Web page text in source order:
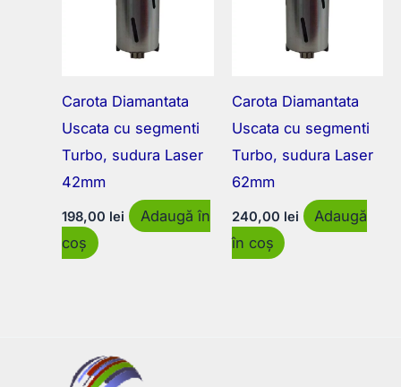
Carota Diamantata
Uscata cu segmenti
Turbo, sudura Laser
42mm
198,00 lei
Adaugă în
coș
Carota Diamantata
Uscata cu segmenti
Turbo, sudura Laser
62mm
240,00 lei
Adaugă
în coș